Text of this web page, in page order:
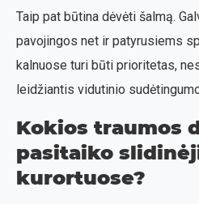
Taip pat būtina dėvėti šalmą.
pavojingos net ir patyrusiems
kalnuose turi būti prioritetas,
leidžiantis vidutinio
Kokios traumos
pasitaiko
kurortuose?